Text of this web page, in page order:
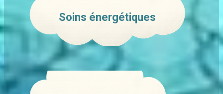
Soins énergétiques